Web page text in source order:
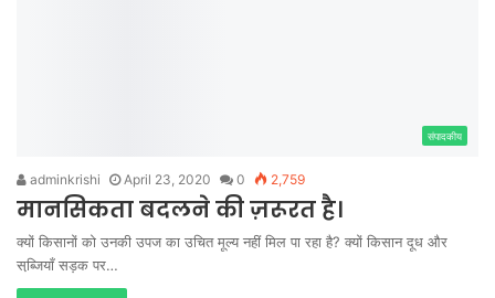
संपादकीय
adminkrishi April 23, 2020 0 2,759
मानसिकता बदलने की ज़रूरत है।
क्यों किसानों को उनकी उपज का उचित मूल्य नहीं मिल पा रहा है? क्यों किसान दूध और
सब्जि़याँ सड़क पर…